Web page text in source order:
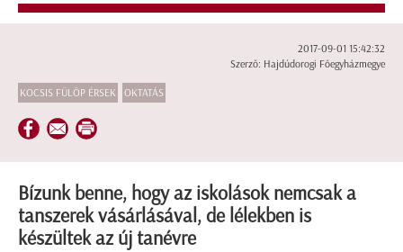
2017-09-01 15:42:32
Szerző: Hajdúdorogi Főegyházmegye
KOCSIS FÜLÖP ÉRSEK OKTATÁS
Bízunk benne, hogy az iskolások nemcsak a
tanszerek vásárlásával, de lélekben is
készültek az új tanévre